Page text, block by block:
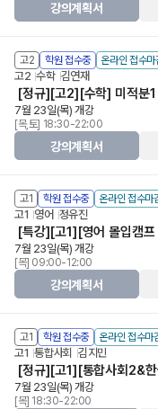
강의계획서
고2 학원 접수중 온라인 접수마
고2 수학 김연재
[정규][고2][수학] 미적분
7월 23일(목) 개강
[목,토] 18:30-22:00
강의계획서
고1 학원 접수중 온라인 접수마
고1 영어 정유진
[특강][고1][영어 몰입캠
7월 23일(목) 개강
[목] 09:00-12:00
강의계획서
고1 학원 접수중 온라인 접수마
고1 통합사회 김지민
[정규][고1][통합사회2&
7월 23일(목) 개강
[목] 18:30-22:00